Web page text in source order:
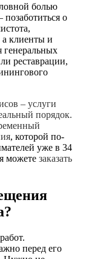
болью
позаботиться о
а клиенты и
генеральных
реставрации,
– услуги
порядок.
, которой по-
уже в 34
можете заказать
перед его